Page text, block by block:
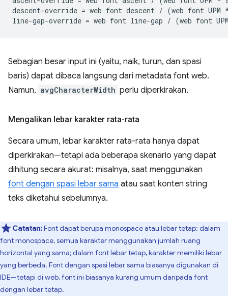
descent-override = web font descent / (web font
Sebagian besar input ini (yaitu, naik, turun, dan spasi
baris) dapat dibaca langsung dari metadata font web.
Namun, avgCharacterWidth perlu diperkirakan.
Mengalikan lebar karakter rata-rata
Secara umum, lebar karakter rata-rata hanya dapat
diperkirakan—tetapi ada beberapa skenario yang dapat
dihitung secara akurat: misalnya, saat menggunakan
font dengan spasi lebar sama atau saat konten string
teks diketahui sebelumnya.
Catatan:Font dapat berupa monospace atau lebar tetap: dalam
font monospace, semua karakter menggunakan jumlah ruang
horizontal yang sama; dalam font lebar tetap, karakter memiliki lebar
yang berbeda. Font dengan spasi lebar sama biasanya digunakan di
IDE—tetapi di web, font ini biasanya kurang umum daripada font
dengan lebar tetap.